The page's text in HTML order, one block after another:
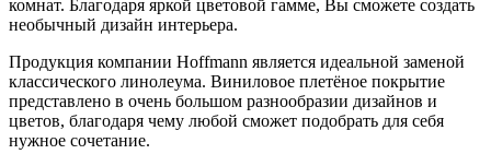
комнат. Благодаря яркой цветовой гамме, Вы сможете создать
необычный дизайн интерьера.
Продукция компании Hoffmann является идеальной заменой
классического линолеума. Виниловое плетёное покрытие
представлено в очень большом разнообразии дизайнов и
цветов, благодаря чему любой сможет подобрать для себя
нужное сочетание.